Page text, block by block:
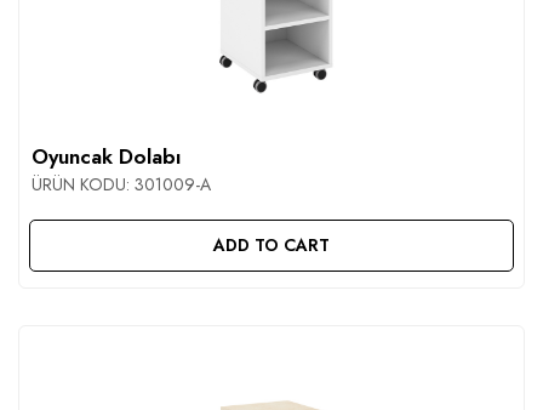
Oyuncak Dolabı
ÜRÜN KODU: 301009-A
ADD TO CART